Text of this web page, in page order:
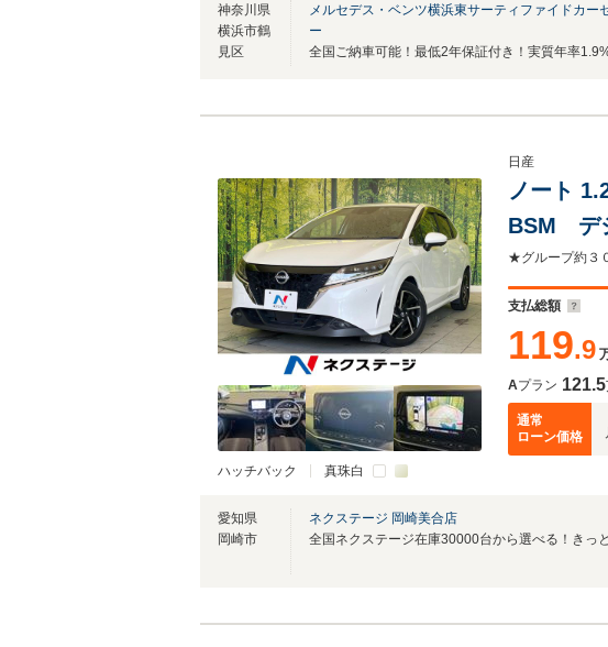
神奈川県
横浜市鶴
見区
メルセデス・ベンツ横浜東サーティファイドカー
ー
ハッチバック 真珠白
日産
ノート
BSM デ
インチア
支払総額
119.9
Aプラン 121.5
通常
ローン価格
愛知県
岡崎市
ネクステージ 岡崎美合店